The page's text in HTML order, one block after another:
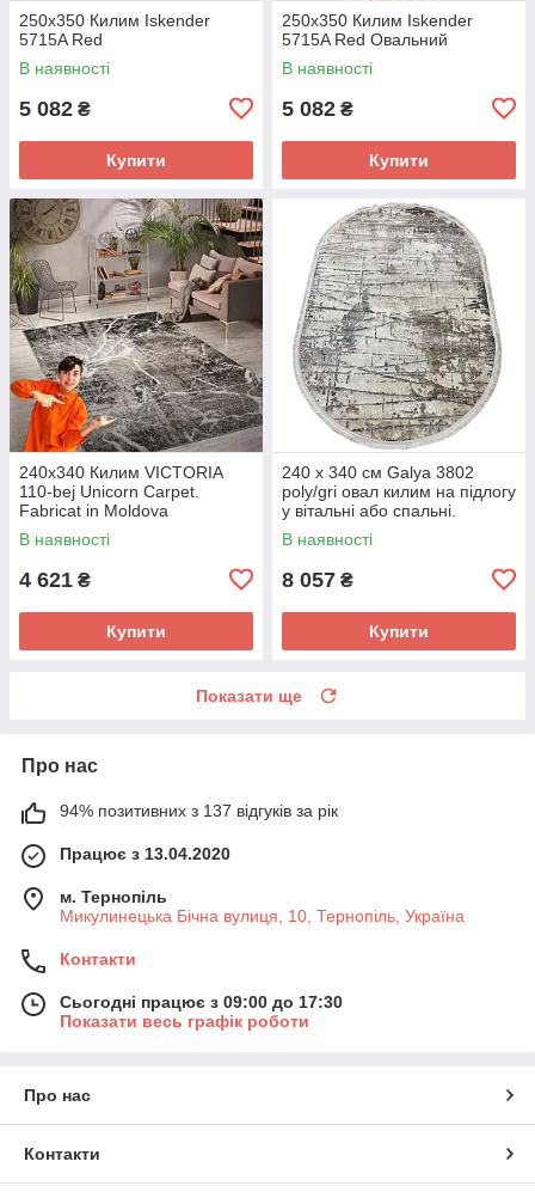
250x350 Килим Iskender
5715A Red
В наявності
5 082 ₴
Купити
250x350 Килим Iskender
5715A Red Овальний
В наявності
5 082 ₴
Купити
240х340 Килим VICTORIA
110-bej Unicorn Carpet.
Fabricat in Moldova
В наявності
4 621 ₴
Купити
240 x 340 см Galya 3802
poly/gri овал килим на підлогу
у вітальні або спальні.
В наявності
8 057 ₴
Купити
Показати ще
Про нас
94% позитивних з 137 відгуків за рік
Працює з 13.04.2020
м. Тернопіль
Микулинецька Бічна вулиця, 10, Тернопіль, Україна
Контакти
Сьогодні працює з 09:00 до 17:30
Показати весь графік роботи
Про нас
Контакти